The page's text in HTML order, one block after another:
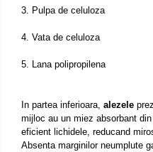
3. Pulpa de celuloza
4. Vata de celuloza
5. Lana polipropilena
In partea inferioara, alezele
mijloc au un miez absorbant
eficient lichidele, reducand
Absenta marginilor neumplute